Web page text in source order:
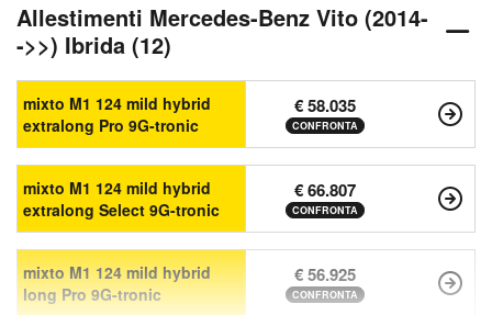
Allestimenti Mercedes-Benz Vito (2014-
->>) Ibrida (12)
mixto M1 124 mild hybrid
extralong Pro 9G-tronic
€ 58.035
CONFRONTA
mixto M1 124 mild hybrid
extralong Select 9G-tronic
€ 66.807
CONFRONTA
mixto M1 124 mild hybrid
long Pro 9G-tronic
€ 56.925
CONFRONTA